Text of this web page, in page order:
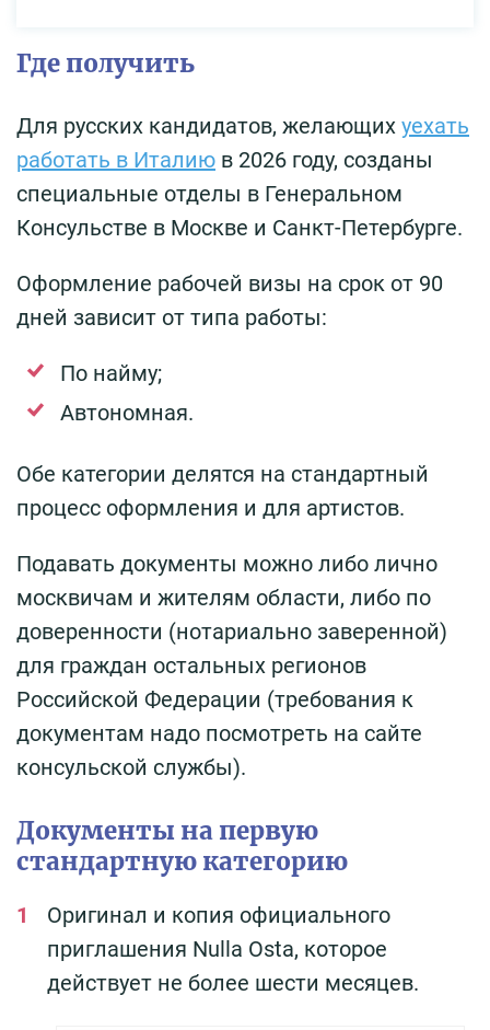
Где получить
Для русских кандидатов, желающих уехать
работать в Италию в 2026 году, созданы
специальные отделы в Генеральном
Консульстве в Москве и Санкт-Петербурге.
Оформление рабочей визы на срок от 90
дней зависит от типа работы:
По найму;
Автономная.
Обе категории делятся на стандартный
процесс оформления и для артистов.
Подавать документы можно либо лично
москвичам и жителям области, либо по
доверенности (нотариально заверенной)
для граждан остальных регионов
Российской Федерации (требования к
документам надо посмотреть на сайте
консульской службы).
Документы на первую
стандартную категорию
Оригинал и копия официального
приглашения Nulla Osta, которое
действует не более шести месяцев.